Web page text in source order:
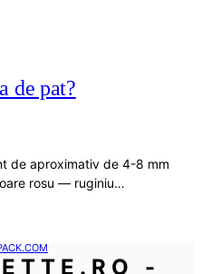
de pat?
de aproximativ de 4-8 mm
rosu — ruginiu…